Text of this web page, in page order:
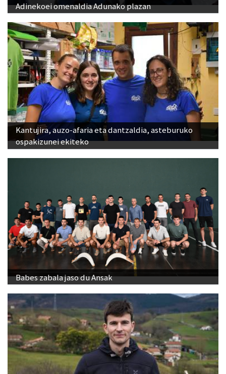
Adinekoei omenaldia Adunako plazan
Kantujira, auzo-afaria eta dantzaldia, asteburuko
ospakizunei ekiteko
Babes zabala jaso du Ansak